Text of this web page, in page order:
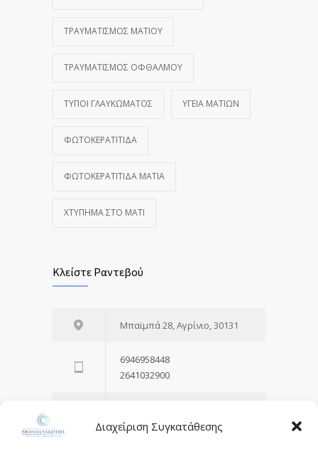
Διαχείριση Συγκατάθεσης
ΤΡΑΥΜΑΤΙΣΜΌΣ ΜΑΤΙΟΎ
ΤΡΑΥΜΑΤΙΣΜΌΣ ΟΦΘΑΛΜΟΎ
ΤΎΠΟΙ ΓΛΑΥΚΏΜΑΤΟΣ ΥΓΕΊΑ ΜΑΤΙΏΝ
ΦΩΤΟΚΕΡΑΤΊΤΙΔΑ
ΦΩΤΟΚΕΡΑΤΊΤΙΔΑ ΜΆΤΙΑ
ΧΤΎΠΗΜΑ ΣΤΟ ΜΆΤΙ
Κλείστε Ραντεβού
Μπαϊμπά 28, Αγρίνιο, 30131
6946958448
2641032900
doctor@kazantziseyecare.gr